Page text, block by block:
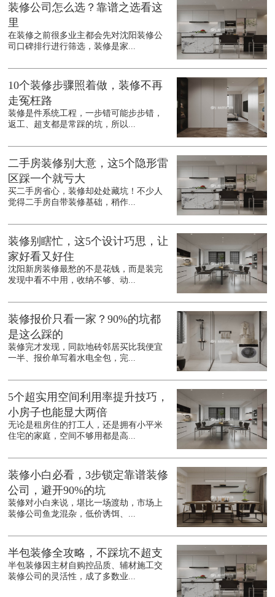
装修公司怎么选？靠谱之选看这
里
在装修之前很多业主都会先对沈阳装修公
司口碑排行进行筛选，装修是家...
10个装修步骤照着做，装修不再
走冤枉路
装修是件系统工程，一步错可能步步错，
返工、超支都是常踩的坑，所以...
二手房装修别大意，这5个隐形雷
区踩一个就亏大
买二手房省心，装修却处处藏坑！不少人
觉得二手房自带装修基础，稍作...
装修别瞎忙，这5个设计巧思，让
家好看又好住
沈阳新房装修最愁的不是花钱，而是装完
发现中看不中用，收纳不够、动...
装修报价只看一家？90%的坑都
是这么踩的
装修完才发现，同款地砖邻居买比我便宜
一半、报价单写着水电全包，完...
5个超实用空间利用率提升技巧，
小房子也能显大两倍
无论是租房住的打工人，还是拥有小平米
住宅的家庭，空间不够用都是高...
装修小白必看，3步锁定靠谱装修
公司，避开90%的坑
装修对小白来说，堪比一场渡劫，市场上
装修公司鱼龙混杂，低价诱饵、...
半包装修全攻略，不踩坑不超支
半包装修因主材自购控品质、辅材施工交
装修公司的灵活性，成了多数业...